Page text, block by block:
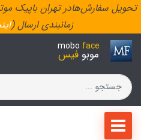
تحویل سفارش‌هادر تهران
زمانبندی ارسال (
mobo face
موبو فیس